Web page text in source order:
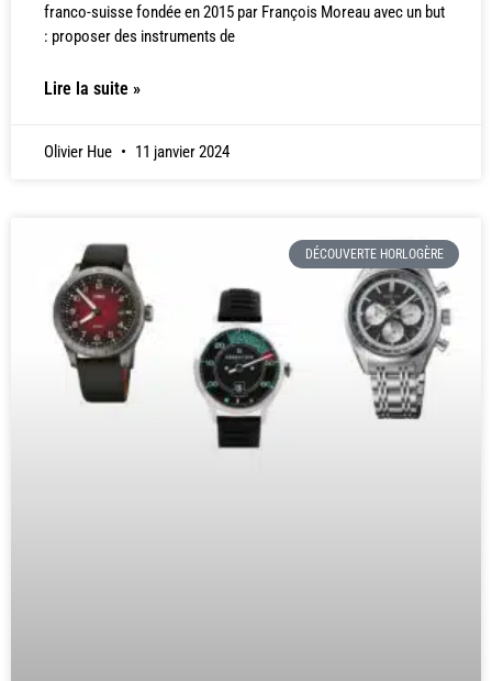
franco-suisse fondée en 2015 par François Moreau avec un but
: proposer des instruments de
Lire la suite »
Olivier Hue 11 janvier 2024
DÉCOUVERTE HORLOGÈRE